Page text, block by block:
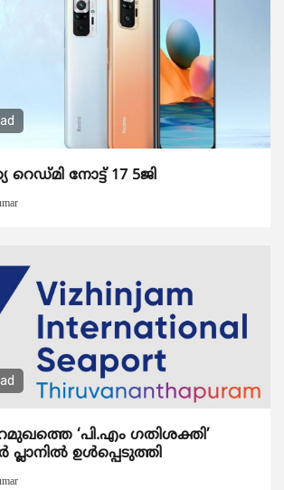
നോട്ട് 17 5ജി
‘പി.എം ഗതിശക്തി’
പ്ലാനിൽ ഉൾപ്പെടുത്തി